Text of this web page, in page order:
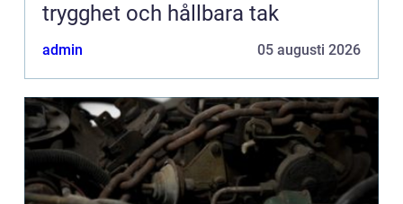
trygghet och hållbara tak
admin 05 augusti 2026